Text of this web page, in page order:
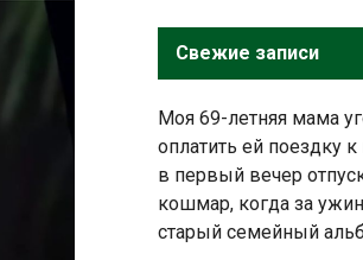
Свежие записи
Моя 69-летняя мама
оплатить ей поездку
в первый вечер
кошмар, когда за
старый семейный